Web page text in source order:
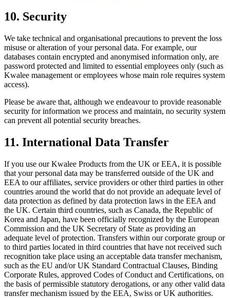
10. Security
We take technical and organisational precautions to prevent the loss
misuse or alteration of your personal data. For example, our
databases contain encrypted and anonymised information only, are
password protected and limited to essential employees only (such as
Kwalee management or employees whose main role requires system
access).
Please be aware that, although we endeavour to provide reasonable
security for information we process and maintain, no security system
can prevent all potential security breaches.
11. International Data Transfer
If you use our Kwalee Products from the UK or EEA, it is possible
that your personal data may be transferred outside of the UK and
EEA to our affiliates, service providers or other third parties in other
countries around the world that do not provide an adequate level of
data protection as defined by data protection laws in the EEA and
the UK. Certain third countries, such as Canada, the Republic of
Korea and Japan, have been officially recognized by the European
Commission and the UK Secretary of State as providing an
adequate level of protection. Transfers within our corporate group or
to third parties located in third countries that have not received such
recognition take place using an acceptable data transfer mechanism,
such as the EU and/or UK Standard Contractual Clauses, Binding
Corporate Rules, approved Codes of Conduct and Certifications, on
the basis of permissible statutory derogations, or any other valid data
transfer mechanism issued by the EEA, Swiss or UK authorities.